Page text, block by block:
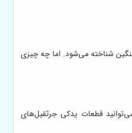
سنگین شناخته می‌شود. اما چه چیزی
قطعات یدکی جرثقیل‌های